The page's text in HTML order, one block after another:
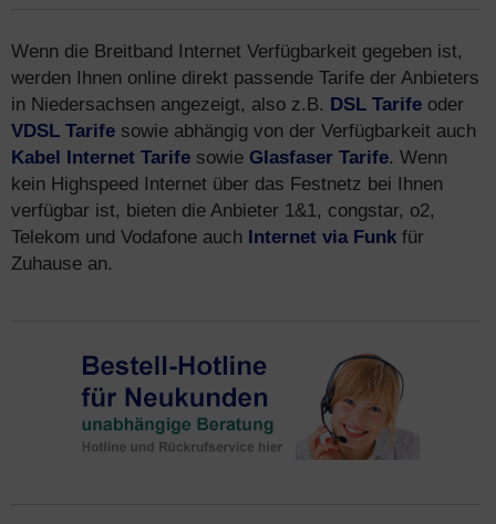
Wenn die Breitband Internet Verfügbarkeit gegeben ist,
werden Ihnen online direkt passende Tarife der Anbieters
in Niedersachsen angezeigt, also z.B. DSL Tarife oder
VDSL Tarife sowie abhängig von der Verfügbarkeit auch
Kabel Internet Tarife sowie Glasfaser Tarife. Wenn
kein Highspeed Internet über das Festnetz bei Ihnen
verfügbar ist, bieten die Anbieter 1&1, congstar, o2,
Telekom und Vodafone auch Internet via Funk für
Zuhause an.